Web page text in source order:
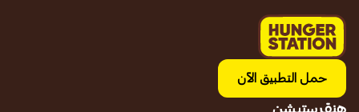
حمل التطبيق الآن